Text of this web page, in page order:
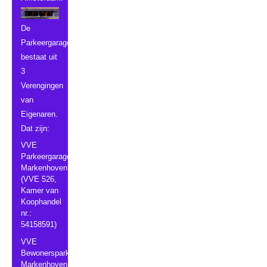
De
Parkeergarage
bestaat uit
3
Verengingen
van
Eigenaren.
Dat zijn:
VVE
Parkeergarage
Markenhoven
(VVE 526,
Kamer van
Koophandel
nr.:
54158591)
VVE
Bewonersparkeergarage
Markenhoven